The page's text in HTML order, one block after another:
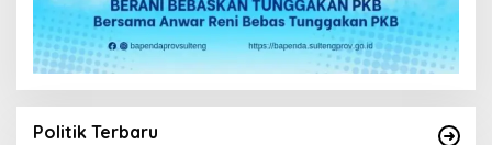
Politik Terbaru